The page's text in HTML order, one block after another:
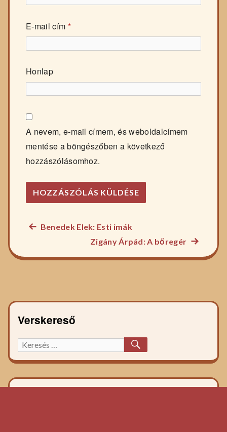
E-mail cím *
Honlap
A nevem, e-mail címem, és weboldalcímem
mentése a böngészőben a következő
hozzászólásomhoz.
Bejegyzés
navigáció
Előző
recept:
Benedek Elek: Esti imák
Zigány Árpád: A bőregér
főzelék
Verskereső
Keresett
főzelék